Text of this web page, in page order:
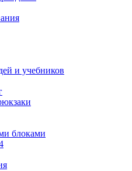
и учебников
блоками